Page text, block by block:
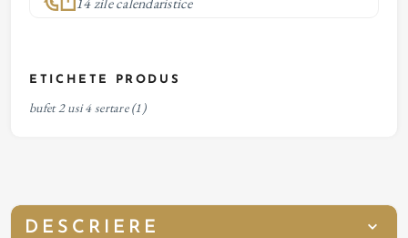
ETICHETE PRODUS
bufet 2 usi 4 sertare (1)
DESCRIERE